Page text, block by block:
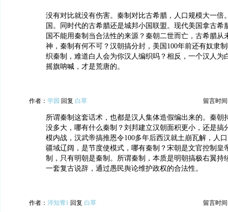
没有对比就没有伤害。秦制对比古希腊，人口规模大一倍
国。同时代的古希腊还是城邦小国联盟。现代美国拿古希
国不能用秦制当合法性的来源？秦朝二世而亡，古希腊从
神，秦制有何不可？汉朝搞分封，美国100年前还有奴隶
织秦制，难道白人会为你汉人编织吗？相反，一个汉人为
摇旗呐喊，才是荒唐的。
作者： 学园 回复 白草 留言时间
所谓秦制这套话术，也都是汉人集体造假编出来的。秦朝
没多大，哪有什么秦制？刘邦建立汉朝面积更小，还是搞
模内战，汉武帝搞推恩令100多年后西汉就土崩瓦解，人
疆域辽阔，是节度使模式，哪有秦制？宋朝是文官控制皇
制，只有明朝是秦制。所谓秦制，本质是明朝搞极右翼持
一套复古说辞，通过愚民舆论维护政权的合法性。
作者： 洋知青1 回复 白草 留言时间